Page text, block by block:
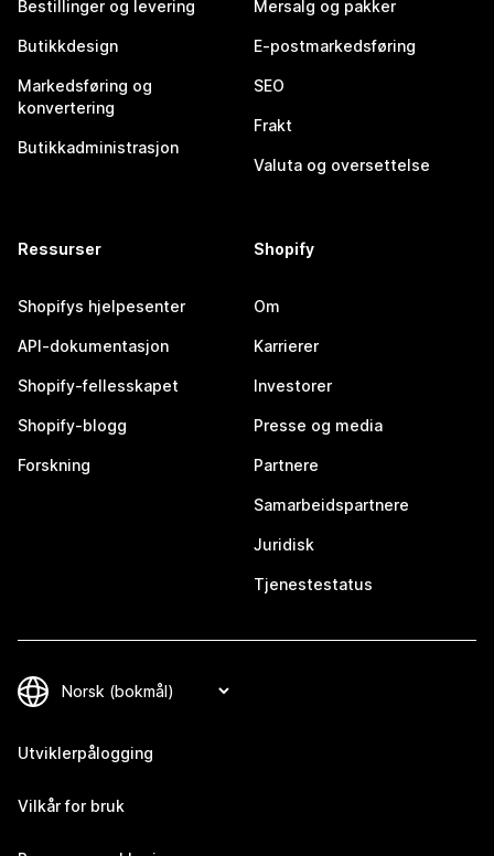
Bestillinger og levering
Butikkdesign
Markedsføring og
konvertering
Butikkadministrasjon
Mersalg og pakker
E-postmarkedsføring
SEO
Frakt
Valuta og oversettelse
Ressurser
Shopifys hjelpesenter
API-dokumentasjon
Shopify-fellesskapet
Shopify-blogg
Forskning
Shopify
Om
Karrierer
Investorer
Presse og media
Partnere
Samarbeidspartnere
Juridisk
Tjenestestatus
Utviklerpålogging
Vilkår for bruk